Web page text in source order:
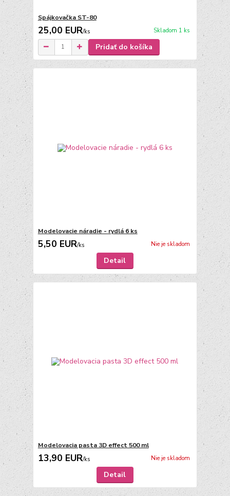
Spájkovačka ST-80
25,00 EUR/ks Skladom 1 ks
Pridať do košíka
Modelovacie náradie - rydlá 6 ks
5,50 EUR/ks Nie je skladom
Detail
Modelovacia pasta 3D effect 500 ml
13,90 EUR/ks Nie je skladom
Detail